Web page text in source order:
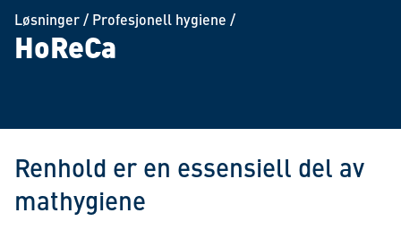
Løsninger/ Profesjonell hygiene /
HoReCa
Renhold er en essensiell del av
mathygiene